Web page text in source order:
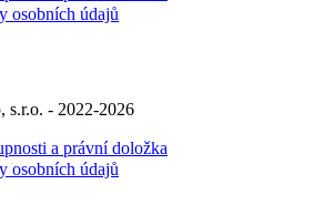
osobních údajů
- 2022-2026
a právní doložka
osobních údajů